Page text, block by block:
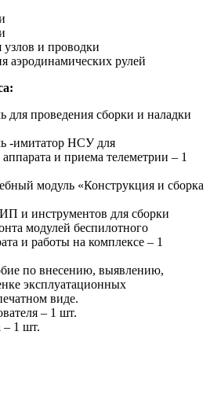
и проводки
аэродинамических рулей
для проведения сборки и наладки
-имитатор НСУ для
и приема телеметрии – 1
модуль «Конструкция и сборка
и инструментов для сборки
модулей беспилотного
и работы на комплексе – 1
по внесению, выявлению,
эксплуатационных
виде.
– 1 шт.
– 1 шт.